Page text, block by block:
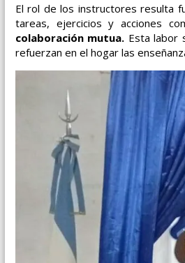
El rol de los instructores resulta
tareas, ejercicios y acciones
colaboración mutua. Esta labor
refuerzan en el hogar las